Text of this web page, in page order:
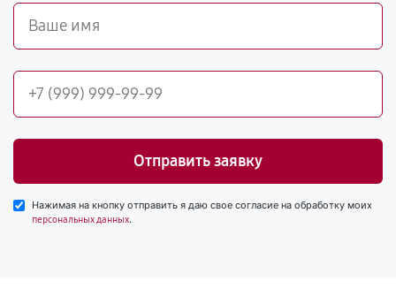
Отправить заявку
Нажимая на кнопку отправить я даю свое согласие на обработку моих
персональных данных.